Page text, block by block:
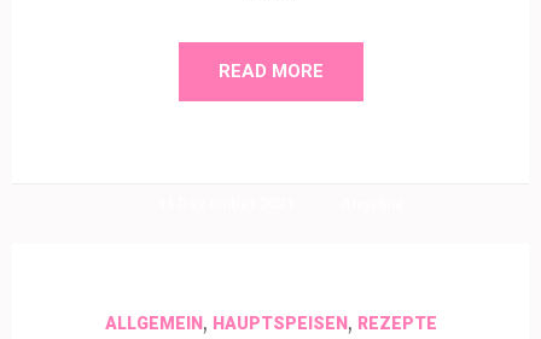
READ MORE
ALLGEMEIN, HAUPTSPEISEN, REZEPTE